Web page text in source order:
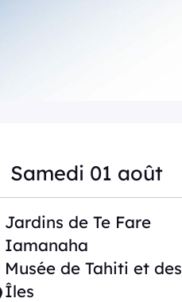
Samedi 01 août
Jardins de Te Fare
Iamanaha
Musée de Tahiti et des
Îles